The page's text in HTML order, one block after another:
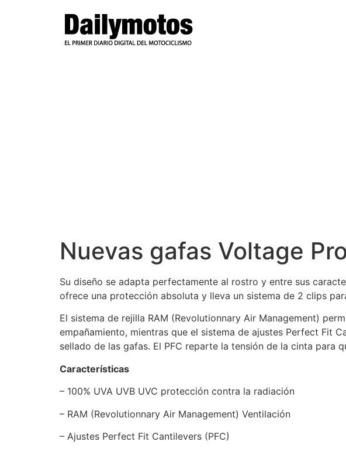
Nuevas gafas Voltage
Su diseño se adapta perfectamente al rostro y entre sus
ofrece una protección absoluta y lleva un sistema de 2 clips
El sistema de rejilla RAM (Revolutionnary Air Management)
empañamiento, mientras que el sistema de ajustes Perfect Fit
sellado de las gafas. El PFC reparte la tensión de la cinta para
Características
– 100% UVA UVB UVC protección contra la radiación
– RAM (Revolutionnary Air Management) Ventilación
– Ajustes Perfect Fit Cantilevers (PFC)